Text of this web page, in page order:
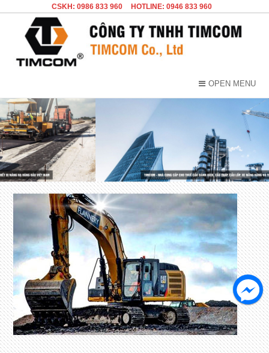
CSKH: 0986 833 960 HOTLINE: 0946 833 960
OPEN MENU